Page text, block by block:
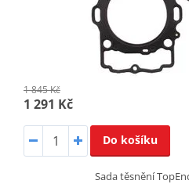
1 845 Kč
1 291 Kč
Do košíku
Sada těsnění